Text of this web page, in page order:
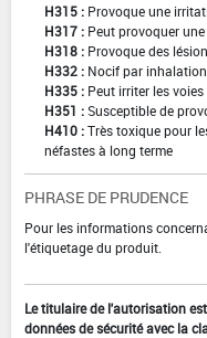
H315 : Provoque une
H317 : Peut provoquer
H318 : Provoque des
H332 : Nocif par inhalation
H335 : Peut irriter les
H351 :Susceptible de
H410 :Très toxique pour
néfastes à long terme
PHRASE DE PRUDENCE
Pour les informations
l'étiquetage du produit.
Le titulaire de l'autorisation
données de sécurité avec la